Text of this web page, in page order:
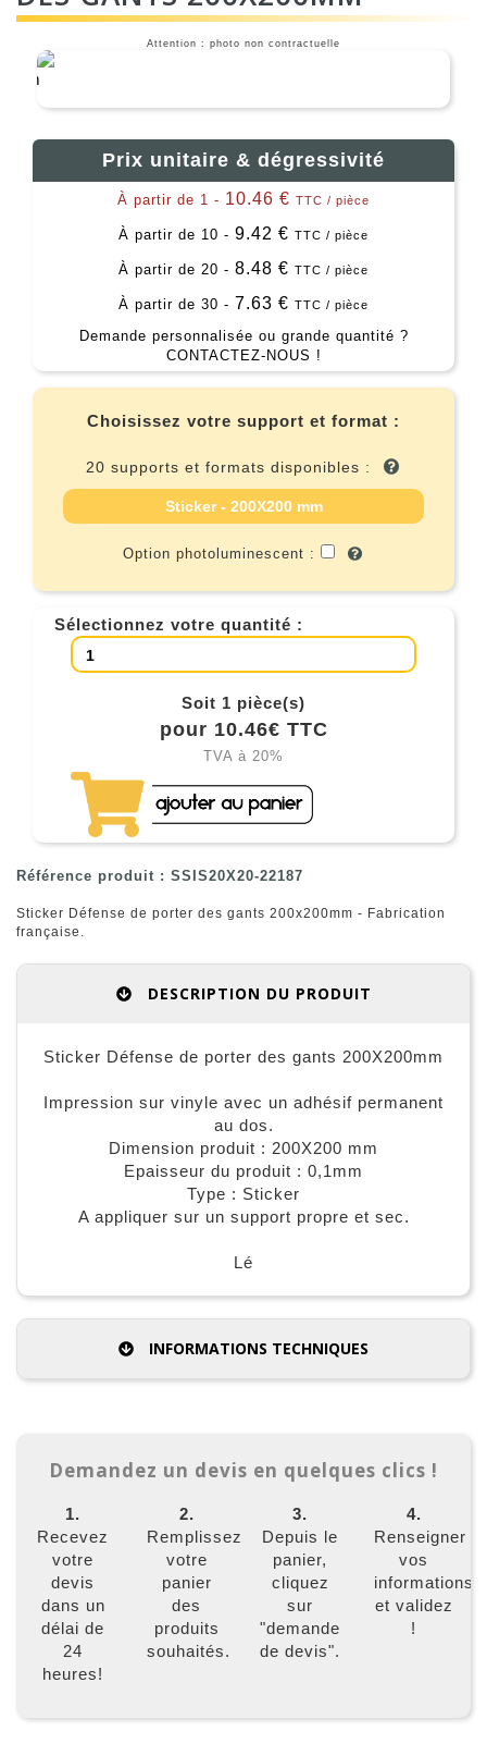
Attention : photo non contractuelle
Prix unitaire & dégressivité
À partir de 1 - 10.46 € TTC / pièce
À partir de 10 - 9.42 € TTC / pièce
À partir de 20 - 8.48 € TTC / pièce
À partir de 30 - 7.63 € TTC / pièce
Demande personnalisée ou grande quantité ?
CONTACTEZ-NOUS !
Choisissez votre support et format :
20 supports et formats disponibles :
Sticker - 200X200 mm
Option photoluminescent :
Sélectionnez votre quantité :
Soit 1 pièce(s)
pour 10.46€ TTC
TVA à 20%
Référence produit : SSIS20X20-22187
Sticker Défense de porter des gants 200x200mm - Fabrication
française.
DESCRIPTION DU PRODUIT
Sticker Défense de porter des gants 200X200mm
Impression sur vinyle avec un adhésif permanent
au dos.
Dimension produit : 200X200 mm
Epaisseur du produit : 0,1mm
Type : Sticker
A appliquer sur un support propre et sec.
Lé
INFORMATIONS TECHNIQUES
Demandez un devis en quelques clics !
1.
Recevez
votre
devis
dans un
délai de
24
heures!
2.
Remplissez
votre
panier
des
produits
souhaités.
3.
Depuis le
panier,
cliquez
sur
"demande
de devis".
4.
Renseigner
vos
informations
et validez
!